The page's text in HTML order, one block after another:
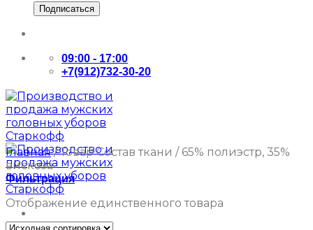
09:00 - 17:00
+7(912)732-30-20
Главная /Товар Состав ткани / 65% полиэстр, 35%
вискоза
Фильтрация
Отображение единственного товара